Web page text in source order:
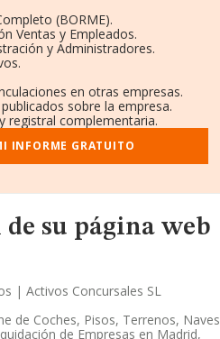
(BORME).
Ventas y Empleados.
y Administradores.
en otras empresas.
sobre la empresa.
registral complementaria.
INFORME GRATUITO
web
su página web
| Activos Concursales SL
de Coches, Pisos, Terrenos, Naves
de Empresas en Madrid,